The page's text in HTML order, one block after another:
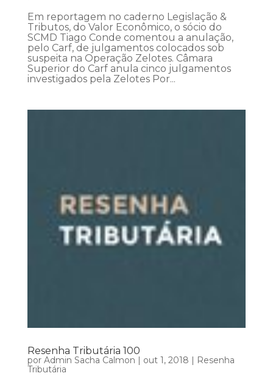
Em reportagem no caderno Legislação &
Tributos, do Valor Econômico, o sócio do
SCMD Tiago Conde comentou a anulação,
pelo Carf, de julgamentos colocados sob
suspeita na Operação Zelotes. Câmara
Superior do Carf anula cinco julgamentos
investigados pela Zelotes Por...
Resenha Tributária 100
por Admin Sacha Calmon | out 1, 2018 | Resenha
Tributária